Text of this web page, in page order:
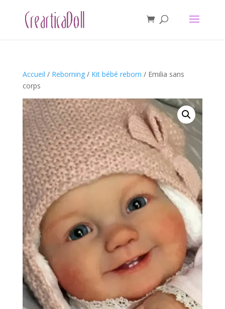
Accueil / Reborning/ Kit bébé reborn / Emilia sans
corps